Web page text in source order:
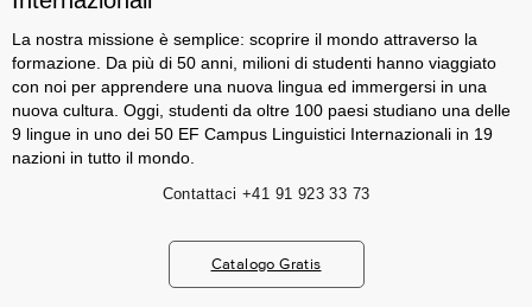
La nostra missione è semplice: scoprire il mondo attraverso la
formazione. Da più di 50 anni, milioni di studenti hanno viaggiato
con noi per apprendere una nuova lingua ed immergersi in una
nuova cultura. Oggi, studenti da oltre 100 paesi studiano una delle
9 lingue in uno dei 50 EF Campus Linguistici Internazionali in 19
nazioni in tutto il mondo.
Contattaci +41 91 923 33 73
Catalogo Gratis